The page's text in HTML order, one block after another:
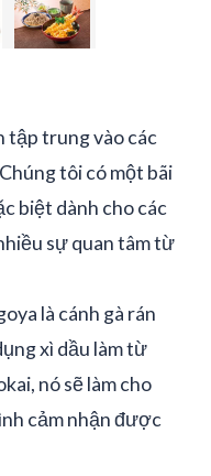
tập trung vào các
tôi có một bãi
biệt dành cho các
sự quan tâm từ
là cánh gà rán
xì dầu làm từ
nó sẽ làm cho
cảm nhận được